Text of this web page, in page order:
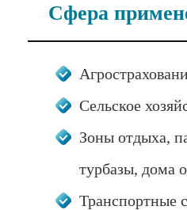
Сфера
Сельское
Зоны отдыха,
турбазы, дома
Транспортные